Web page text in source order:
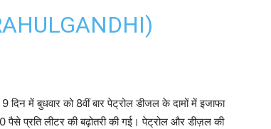
में बुधवार को 8वीं बार पेट्रोल डीजल के दामों में इजाफा
पैसे प्रति लीटर की बढ़ोतरी की गई। पेट्रोल और डीज़ल की